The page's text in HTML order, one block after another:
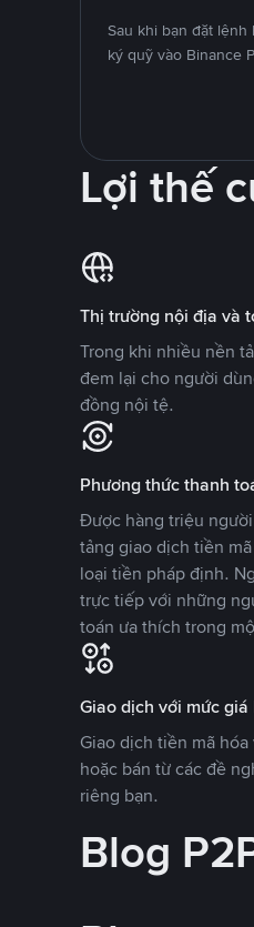
Sau khi bạn đặt lệnh
ký quỹ vào Binance
Lợi thế
Thị trường nội địa và
Trong khi nhiều nền
đem lại cho người
đồng nội tệ.
Phương thức thanh
Được hàng triệu
tảng giao dịch tiền
loại tiền pháp định.
trực tiếp với những
toán ưa thích trong
Giao dịch với mức
Giao dịch tiền mã
hoặc bán từ các đề
riêng bạn.
Blog